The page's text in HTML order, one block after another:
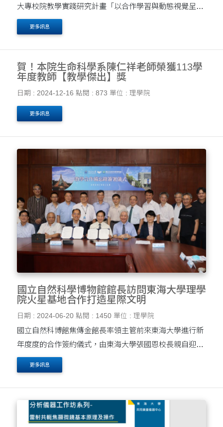
大專校院教學實踐研究計畫「以合作學習與動態視覺呈現
更多訊息
賀！本院生命科學系陳仁祥老師榮獲113學
年度教師【教學傑出】獎
日期 : 2024-12-16 點閱 : 873 單位 : 理學院
更多訊息
國立自然科學博物館館長訪問東海大學理學
院火星基地合作打造星際文明
日期 : 2024-06-20 點閱 : 1450 單位 : 理學院
國立自然科博館焦傳金館長率領主管前來東海大學進行新
年度度的合作簽約儀式，由東海大學張國恩校長親自迎
接，會後參觀理學院火星基地，為今年的火星任務競賽拉
開序幕。 張國恩校長(右)與焦傳金館長(左)....
更多訊息